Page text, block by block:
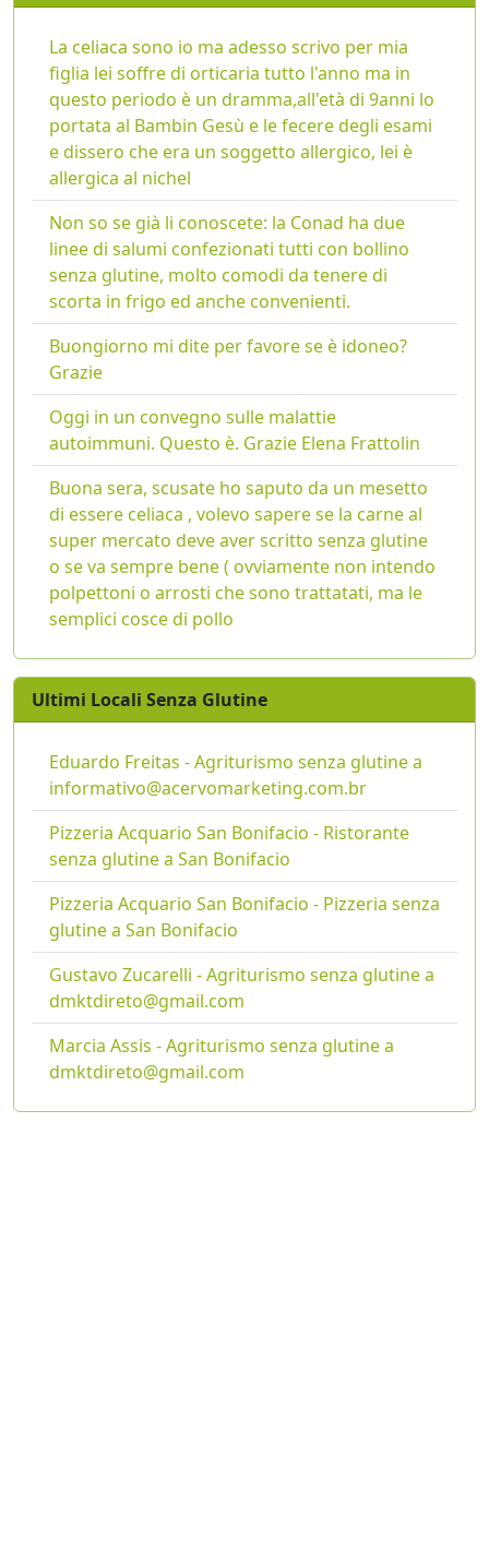
La celiaca sono io ma adesso scrivo per mia
figlia lei soffre di orticaria tutto l'anno ma in
questo periodo è un dramma,all'età di 9anni lo
portata al Bambin Gesù e le fecere degli esami
e dissero che era un soggetto allergico, lei è
allergica al nichel
Non so se già li conoscete: la Conad ha due
linee di salumi confezionati tutti con bollino
senza glutine, molto comodi da tenere di
scorta in frigo ed anche convenienti.
Buongiorno mi dite per favore se è idoneo?
Grazie
Oggi in un convegno sulle malattie
autoimmuni. Questo è. Grazie Elena Frattolin
Buona sera, scusate ho saputo da un mesetto
di essere celiaca , volevo sapere se la carne al
super mercato deve aver scritto senza glutine
o se va sempre bene ( ovviamente non intendo
polpettoni o arrosti che sono trattatati, ma le
semplici cosce di pollo
Ultimi Locali Senza Glutine
Eduardo Freitas - Agriturismo senza glutine a
informativo@acervomarketing.com.br
Pizzeria Acquario San Bonifacio - Ristorante
senza glutine a San Bonifacio
Pizzeria Acquario San Bonifacio - Pizzeria senza
glutine a San Bonifacio
Gustavo Zucarelli - Agriturismo senza glutine a
dmktdireto@gmail.com
Marcia Assis - Agriturismo senza glutine a
dmktdireto@gmail.com